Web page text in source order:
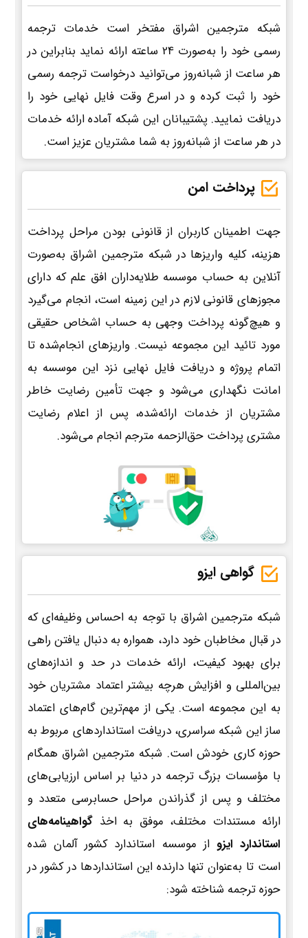
شبکه مترجمین اشراق مفتخر است خدمات ترجمه
رسمی خود را به‌صورت 24 ساعته ارائه نماید بنابراین در
هر ساعت از شبانه‌روز می‌توانید درخواست ترجمه رسمی
خود را ثبت کرده و در اسرع وقت فایل نهایی خود را
دریافت نمایید. پشتیبانان این شبکه آماده ارائه خدمات
در هر ساعت از شبانه‌روز به شما مشتریان عزیز است.
پرداخت امن
جهت اطمینان کاربران از قانونی بودن مراحل پرداخت
هزینه، کلیه واریزها در شبکه مترجمین اشراق به‌صورت
آنلاین به حساب موسسه طلایه‌داران افق علم که دارای
مجوزهای قانونی لازم در این زمینه است، انجام می‌گیرد
و هیچ‌گونه پرداخت وجهی به حساب اشخاص حقیقی
مورد تائید این مجموعه نیست. واریزهای انجام‌شده تا
اتمام پروژه و دریافت فایل نهایی نزد این موسسه به
امانت نگهداری می‌شود و جهت تأمین رضایت خاطر
مشتریان از خدمات ارائه‌شده، پس از اعلام رضایت
مشتری پرداخت حق‌الزحمه مترجم انجام می‌شود.
گواهی ایزو
شبکه مترجمین اشراق با توجه به احساس وظیفه‌ای که
در قبال مخاطبان خود دارد، همواره به دنبال یافتن راهی
برای بهبود کیفیت، ارائه خدمات در حد و اندازه‌های
بین‌المللی و افزایش هرچه بیشتر اعتماد مشتریان خود
به این مجموعه است. یکی از مهم‌ترین گام‌های اعتماد
ساز این شبکه سراسری، دریافت استانداردهای مربوط به
حوزه کاری خودش است. شبکه مترجمین اشراق همگام
با مؤسسات بزرگ ترجمه در دنیا بر اساس ارزیابی‌های
مختلف و پس از گذراندن مراحل حسابرسی متعدد و
ارائه مستندات مختلف، موفق به اخذ گواهینامه‌های
استاندارد ایزو از موسسه استاندارد کشور آلمان شده
است تا به‌عنوان تنها دارنده این استانداردها در کشور در
حوزه ترجمه شناخته شود: